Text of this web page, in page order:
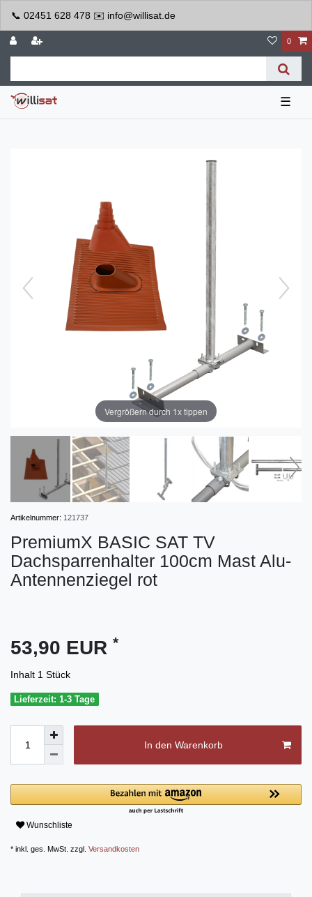
📞 02451 628 478 ✉️ info@willisat.de
0
☰
Vergrößern durch 1x tippen
Artikelnummer: 121737
PremiumX BASIC SAT TV
Dachsparrenhalter 100cm Mast Alu-
Antennenziegel rot
53,90 EUR *
Inhalt 1 Stück
Lieferzeit: 1-3 Tage
In den Warenkorb
Wunschliste
* inkl. ges. MwSt. zzgl. Versandkosten